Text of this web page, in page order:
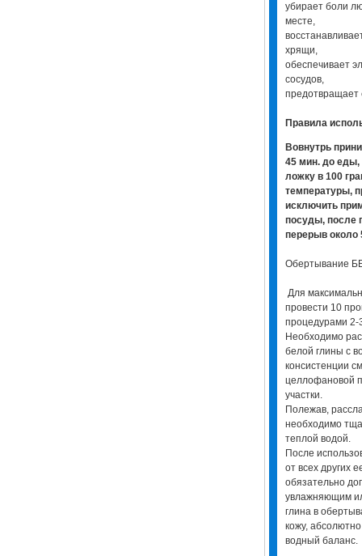
убирает боли
месте,
хрящи,
обеспечивает
сосудов,
предотвращает
Правила
Вовнутрь
45 мин. до еды,
ложку в 100
температуры,
исключить
посуды, после
перерыв около
Обертывание
Для
провести 10
процедурами
Необходимо
белой глины с
консистенции
целлофановой
участки.
Полежав,
необходимо
теплой водой.
После
от всех других
обязательно
увлажняющим
глина в
кожу,
водный баланс.